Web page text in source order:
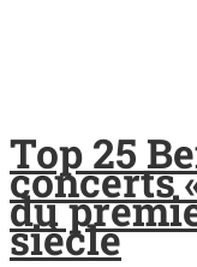
Top 25
concerts
du
siècle